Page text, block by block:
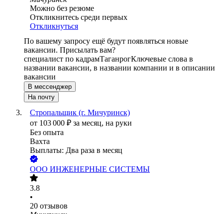
Можно без резюме
Откликнитесь среди первых
Откликнуться
По вашему запросу ещё будут появляться новые
вакансии. Присылать вам?
специалист по кадрамТаганрогКлючевые слова в
названии вакансии, в названии компании и в описании
вакансии
В мессенджер
На почту
Стропальщик (г. Мичуринск)
от 103 000 ₽ за месяц, на руки
Без опыта
Вахта
Выплаты: Два раза в месяц
ООО ИНЖЕНЕРНЫЕ СИСТЕМЫ
3.8
•
20 отзывов